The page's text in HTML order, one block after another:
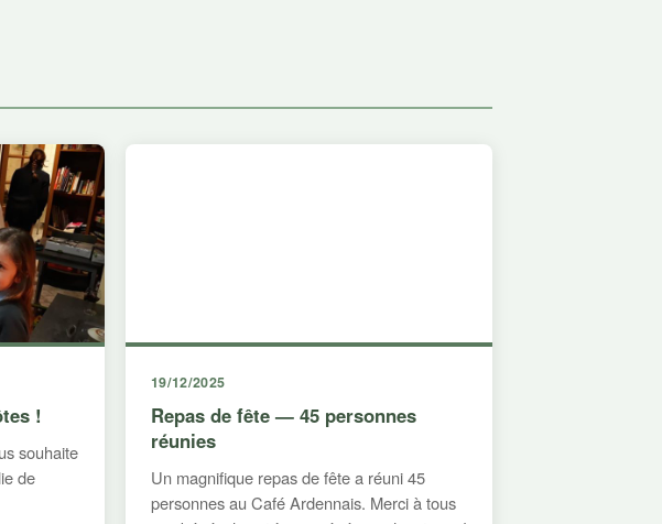
!
souhaite
de
19/12/2025
Repas de fête — 45 personnes
réunies
Un magnifique repas de fête a réuni 45
personnes au Café Ardennais. Merci à tous